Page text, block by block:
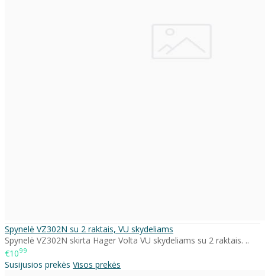
Spynelė VZ302N su 2 raktais, VU skydeliams
Spynelė VZ302N skirta Hager Volta VU skydeliams su 2 raktais. ..
€1099
Susijusios prekės Visos prekės